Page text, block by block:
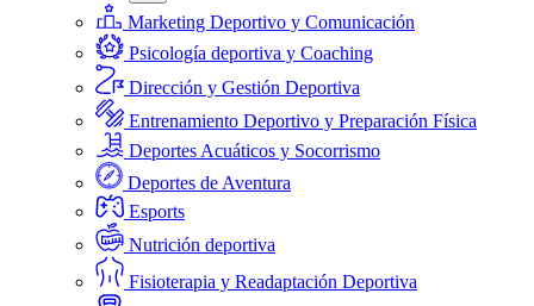
Marketing Deportivo y Comunicación
Psicología deportiva y Coaching
Dirección y Gestión Deportiva
Entrenamiento Deportivo y Preparación Física
Deportes Acuáticos y Socorrismo
Deportes de Aventura
Esports
Nutrición deportiva
Fisioterapia y Readaptación Deportiva